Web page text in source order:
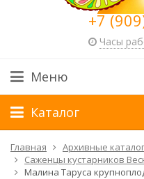
+7
Часы
Меню
Каталог
Главная Архивные
Саженцы кустарников
Малина Таруса